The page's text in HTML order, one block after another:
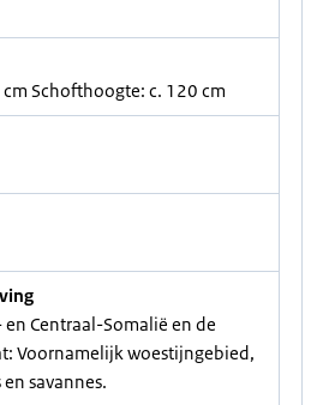
Schofthoogte: c. 120 cm
Centraal-Somalië en de
Voornamelijk woestijngebied,
savannes.